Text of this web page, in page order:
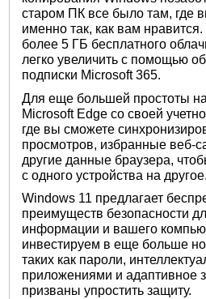
старом ПК все было там, где
именно так, как вам
более 5 ГБ бесплатного
легко увеличить с помощью
подписки Microsoft 365.
Для еще большей простоты
Microsoft Edge со своей
где вы сможете
просмотров, избранные веб-
другие данные браузера,
с одного устройства на другое.
Windows 11 предлагает
преимуществ безопасности
информации и вашего
инвестируем в еще больше
таких как пароли,
приложениями и адаптивное
призваны упростить защиту.